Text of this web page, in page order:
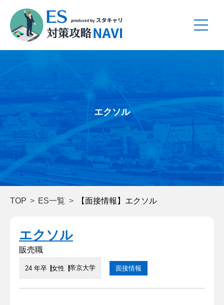
エクソル
TOP ES一覧 【面接情報】エクソル
エクソル
販売職
24 年卒 女性 帝京大学 面接情報